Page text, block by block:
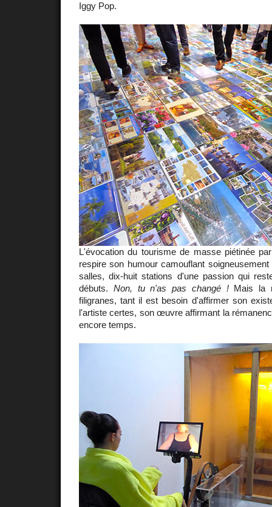
Iggy Pop.
L'évocation du tourisme de masse piétinée
respire son humour camouflant
salles, dix-huit stations d'une passion qui
débuts. Non, tu n'as pas changé !Mais la
filigranes, tant il est besoin d'affirmer son
l'artiste certes, son œuvre affirmant la
encore temps.